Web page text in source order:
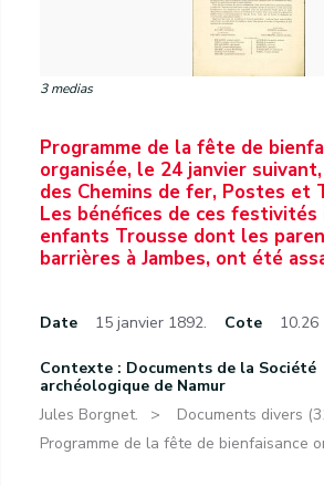
3 medias
Programme de la fête de
organisée, le 24 janvier
des Chemins de fer, Postes et
Les bénéfices de ces
enfants Trousse dont les
barrières à Jambes, ont été
Date 15 janvier 1892. Cote 10.26
Contexte : Documents de la Société
archéologique de Namur
Jules Borgnet.
Documents divers
Programme de la fête de bienfaisance